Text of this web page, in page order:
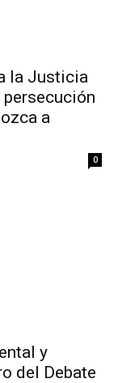
la Justicia
a
0
y
del Debate